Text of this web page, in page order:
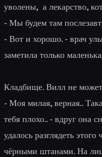
уволены, а лекарство,
- Мы будем там
- Вот и хорошо. - врач
заметила только
Кладбище. Вилл не может
- Моя милая, верная..
тебя плохо.. - вдруг она
удалось разглядеть
чёрными штанами. На